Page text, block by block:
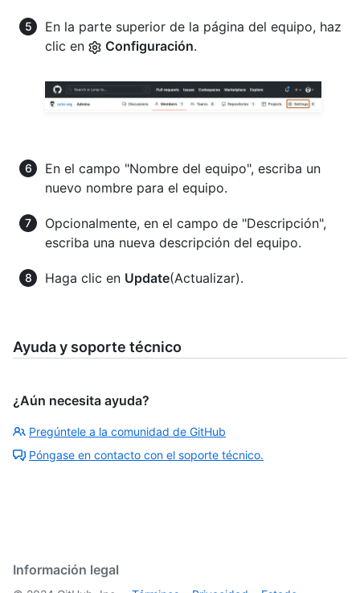
En la parte superior de la página del equipo, haz
clic en
Configuración.
En el campo "Nombre del equipo", escriba un
nuevo nombre para el equipo.
Opcionalmente, en el campo de "Descripción",
escriba una nueva descripción del equipo.
Haga clic en Update(Actualizar).
Ayuda y soporte técnico
¿Aún necesita ayuda?
Pregúntele a la comunidad de GitHub
Póngase en contacto con el soporte técnico.
Información legal